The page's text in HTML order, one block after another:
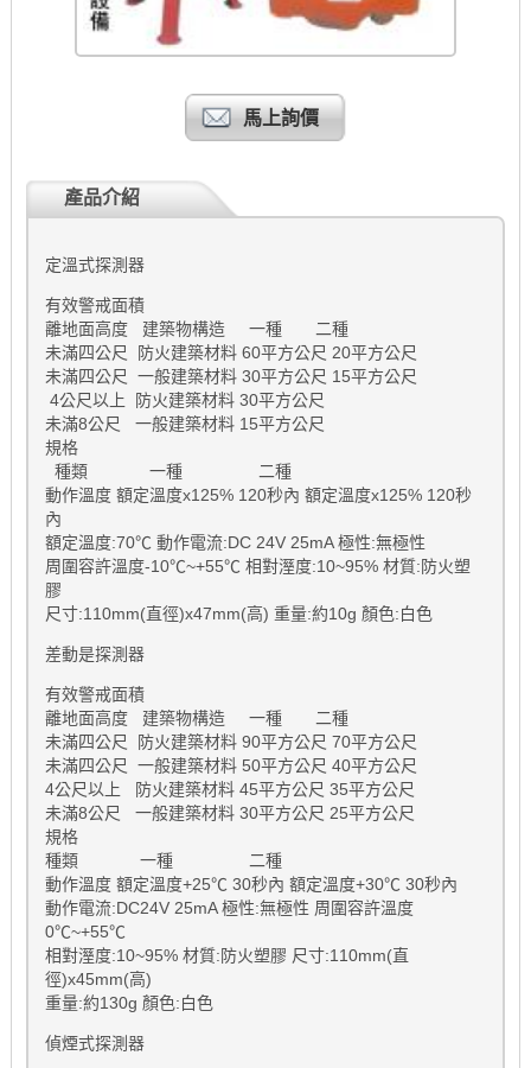
馬上詢價
產品介紹
定溫式探測器
有效警戒面積
離地面高度 建築物構造 一種 二種
未滿四公尺 防火建築材料 60平方公尺 20平方公尺
未滿四公尺 一般建築材料 30平方公尺 15平方公尺
4公尺以上 防火建築材料 30平方公尺
未滿8公尺 一般建築材料 15平方公尺
規格
種類 一種 二種
動作溫度 額定溫度x125% 120秒內 額定溫度x125% 120秒
內
額定溫度:70℃ 動作電流:DC 24V 25mA 極性:無極性
周圍容許溫度-10℃~+55℃ 相對溼度:10~95% 材質:防火塑
膠
尺寸:110mm(直徑)x47mm(高) 重量:約10g 顏色:白色
差動是探測器
有效警戒面積
離地面高度 建築物構造 一種 二種
未滿四公尺 防火建築材料 90平方公尺 70平方公尺
未滿四公尺 一般建築材料 50平方公尺 40平方公尺
4公尺以上 防火建築材料 45平方公尺 35平方公尺
未滿8公尺 一般建築材料 30平方公尺 25平方公尺
規格
種類 一種 二種
動作溫度 額定溫度+25℃ 30秒內 額定溫度+30℃ 30秒內
動作電流:DC24V 25mA 極性:無極性 周圍容許溫度
0℃~+55℃
相對溼度:10~95% 材質:防火塑膠 尺寸:110mm(直
徑)x45mm(高)
重量:約130g 顏色:白色
偵煙式探測器